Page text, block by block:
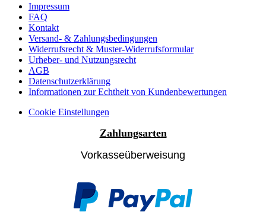
Impressum
FAQ
Kontakt
Versand- & Zahlungsbedingungen
Widerrufsrecht & Muster-Widerrufsformular
Urheber- und Nutzungsrecht
AGB
Datenschutzerklärung
Informationen zur Echtheit von Kundenbewertungen
Cookie Einstellungen
Zahlungsarten
Vorkasseüberweisung